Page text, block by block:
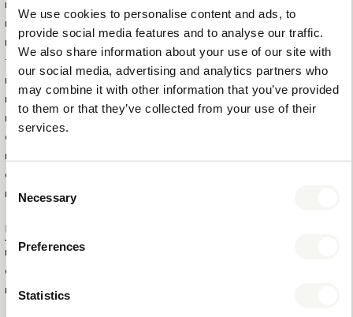
We use cookies to personalise content and ads, to
provide social media features and to analyse our traffic.
We also share information about your use of our site with
our social media, advertising and analytics partners who
may combine it with other information that you’ve provided
to them or that they’ve collected from your use of their
services.
Consent
Selection
Necessary
Preferences
Statistics
HS CODE
POIDS DE LA BOÎTE DE
PRÉSENTATION
TAILLE DE LA BOÎTE
EXTÉRIEURE (LXLXH)
POIDS DE LA BOÎTE EXTÉRIEURE
POIDS BRUT DE L'ARTICLE
QUANTITÉ TOTALE DANS LA
BOÎTE EXTÉRIEURE
QUANTITÉ TOTALE PAR
PALETTE
Informations supplémentaires
MARQUE
COULEUR
MATÉRIAU